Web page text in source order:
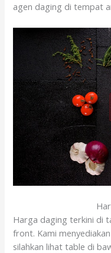
agen daging di tempat
Harga daging terkini di
front. Kami
silahkan lihat table di